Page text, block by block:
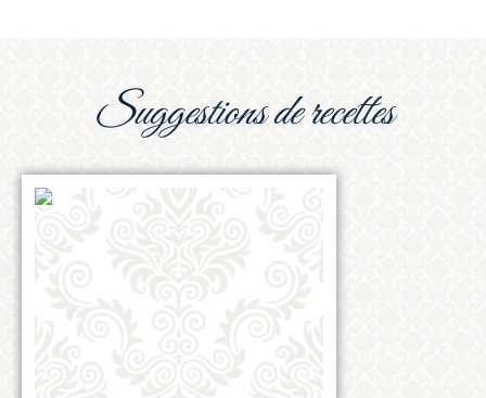
suggestions de recettes